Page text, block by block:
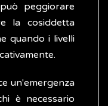
peggiorare
la cosiddetta
quando i livelli
un'emergenza
è necessario